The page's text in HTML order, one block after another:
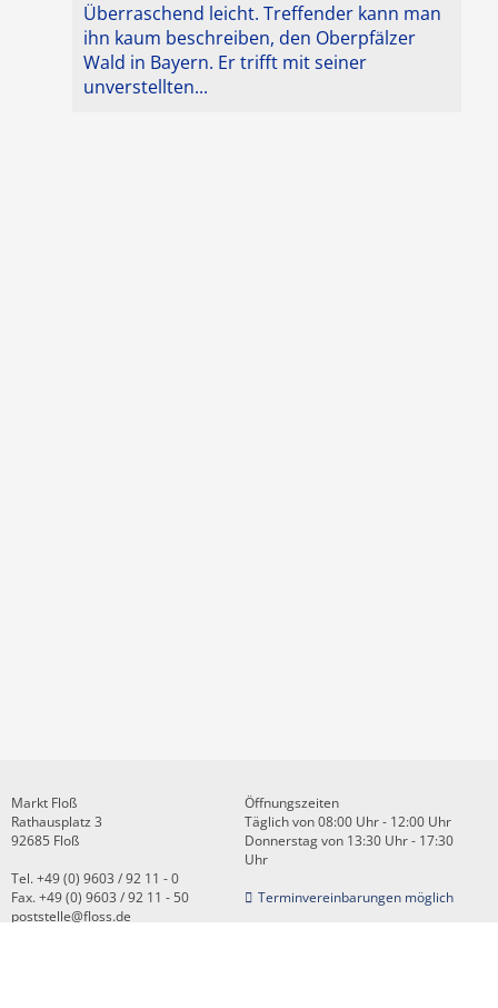
Überraschend leicht. Treffender kann man
ihn kaum beschreiben, den Oberpfälzer
Wald in Bayern. Er trifft mit seiner
unverstellten...
Markt Floß
Rathausplatz 3
92685 Floß
Tel. +49 (0) 9603 / 92 11 - 0
Fax. +49 (0) 9603 / 92 11 - 50
poststelle@floss.de
Öffnungszeiten
Täglich von 08:00 Uhr - 12:00 Uhr
Donnerstag von 13:30 Uhr - 17:30
Uhr
Terminvereinbarungen möglich